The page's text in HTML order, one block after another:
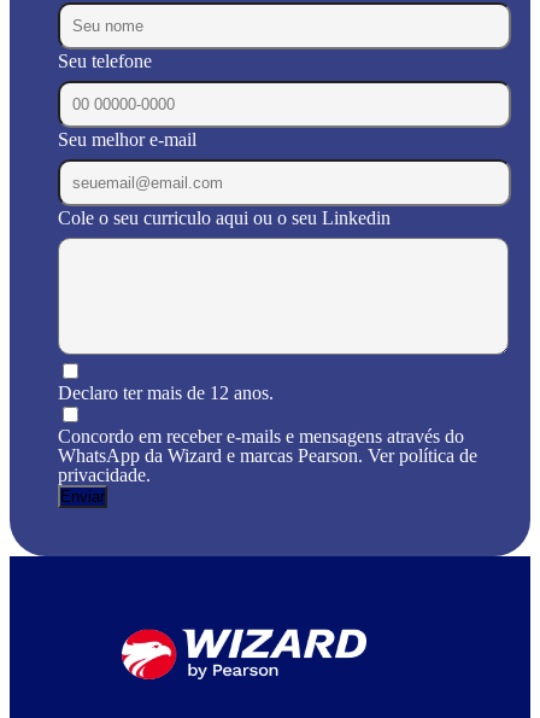
Seu telefone
Seu melhor e-mail
Cole o seu curriculo aqui ou o seu Linkedin
Declaro ter mais de 12 anos.
Concordo em receber e-mails e mensagens através do
WhatsApp da Wizard e marcas Pearson. Ver política de
privacidade.